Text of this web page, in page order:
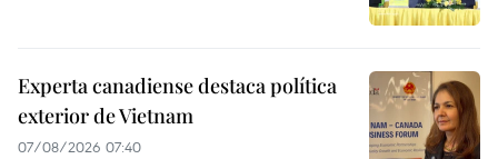
Experta canadiense destaca política
exterior de Vietnam
07/08/2026 07:40